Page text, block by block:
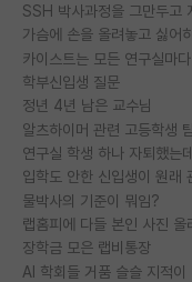
가슴에 손을 올려놓고 싫어
카이스트는 모든 연구실마
학부신입생 질문
정년 4년 남은 교수님
알츠하이머 관련 고등학생
연구실 학생 하나 자퇴했는데
입학도 안한 신입생이 원래
물박사의 기준이 뭐임?
랩홈피에 다들 본인 사진 올
장학금 모은 랩비통장
AI 학회들 거품 슬슬 지적이